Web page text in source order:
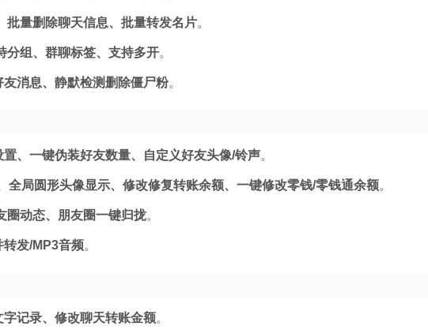
批量删除聊天信息、批量转发名片。
分组、群聊标签、支持多开。
消息、静默检测删除僵尸粉。
、一键伪装好友数量、自定义好友头像/铃声。
全局圆形头像显示、修改修复转账余额、一键修改零钱/零钱通余额。
圈动态、朋友圈一键归拢。
发/MP3音频。
记录、修改聊天转账金额。